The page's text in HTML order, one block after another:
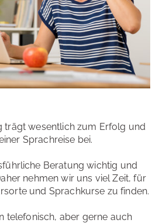
trägt wesentlich zum Erfolg und
Sprachreise bei.
Beratung wichtig und
nehmen wir uns viel Zeit, für
und Sprachkurse zu finden.
telefonisch, aber gerne auch